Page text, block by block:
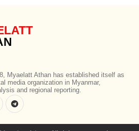
Myaelatt Athan has established itself as
media organization in Myanmar,
and regional reporting.